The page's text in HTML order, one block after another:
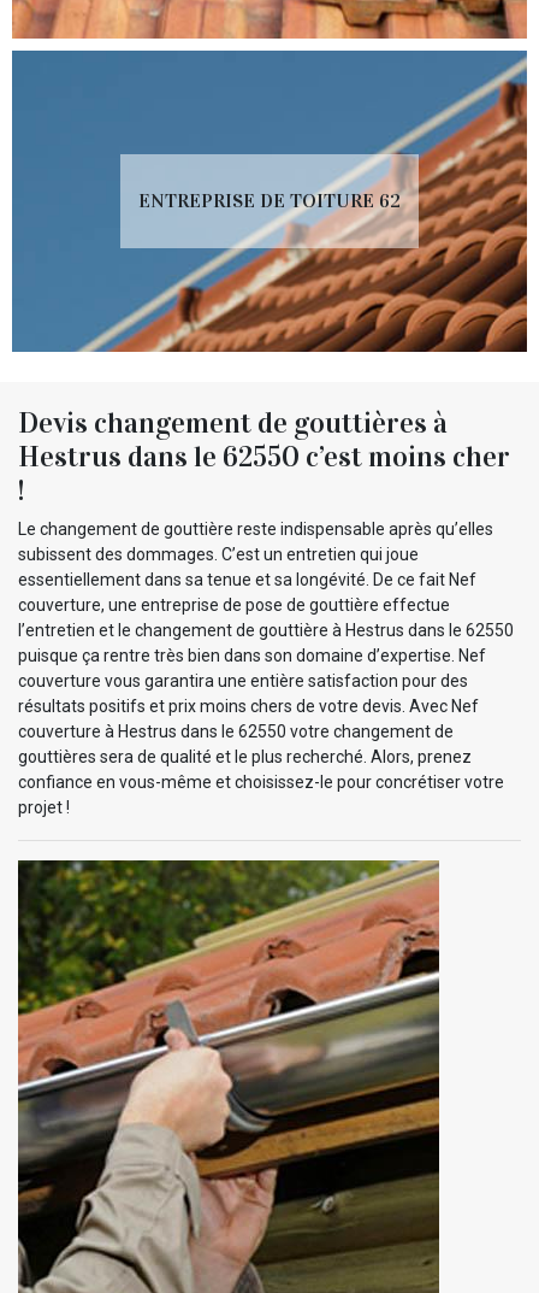
ENTREPRISE DE TOITURE 62
Devis changement de gouttières à
Hestrus dans le 62550 c’est moins cher
!
Le changement de gouttière reste indispensable après qu’elles
subissent des dommages. C’est un entretien qui joue
essentiellement dans sa tenue et sa longévité. De ce fait Nef
couverture, une entreprise de pose de gouttière effectue
l’entretien et le changement de gouttière à Hestrus dans le 62550
puisque ça rentre très bien dans son domaine d’expertise. Nef
couverture vous garantira une entière satisfaction pour des
résultats positifs et prix moins chers de votre devis. Avec Nef
couverture à Hestrus dans le 62550 votre changement de
gouttières sera de qualité et le plus recherché. Alors, prenez
confiance en vous-même et choisissez-le pour concrétiser votre
projet !